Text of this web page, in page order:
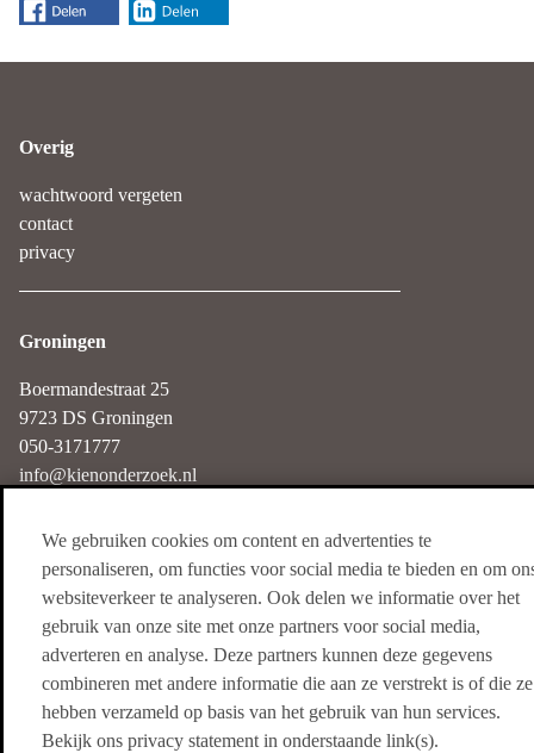
We gebruiken cookies om content en advertenties te
personaliseren, om functies voor social media te bieden en om
websiteverkeer te analyseren. Ook delen we informatie over het
gebruik van onze site met onze partners voor social media,
adverteren en analyse. Deze partners kunnen deze gegevens
combineren met andere informatie die aan ze verstrekt is of die ze
hebben verzameld op basis van het gebruik van hun services.
Bekijk ons privacy statement in onderstaande link(s).
Overig
wachtwoord vergeten
contact
privacy
Groningen
Boermandestraat 25
9723 DS Groningen
050-3171777
info@kienonderzoek.nl
Haarlem
Nieuwe Gracht 3
2011 NB Haarlem
085-4018250
info@kienonderzoek.nl